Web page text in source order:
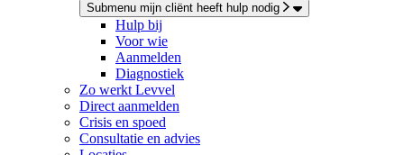
Submenu mijn cliënt heeft hulp nodig
Hulp bij
Voor wie
Aanmelden
Diagnostiek
Zo werkt Levvel
Direct aanmelden
Crisis en spoed
Consultatie en advies